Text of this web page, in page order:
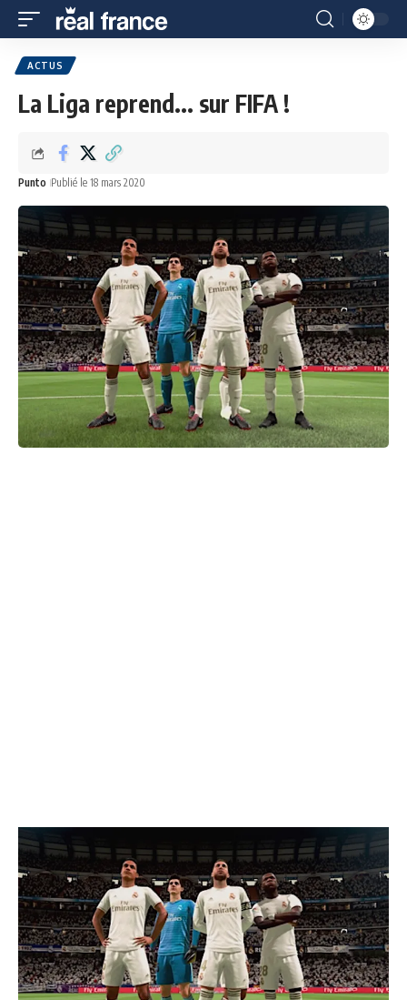
ACTUS
La Liga reprend... sur FIFA !
Punto Publié le 18 mars 2020